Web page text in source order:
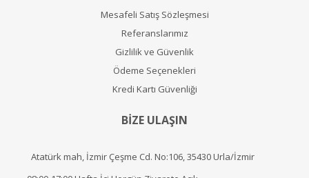
Mesafeli Satış Sözleşmesi
Referanslarımız
Gizlilik ve Güvenlik
Ödeme Seçenekleri
Kredi Kartı Güvenliği
BİZE ULAŞIN
Atatürk mah, İzmir Çeşme Cd. No:106, 35430 Urla/İzmir